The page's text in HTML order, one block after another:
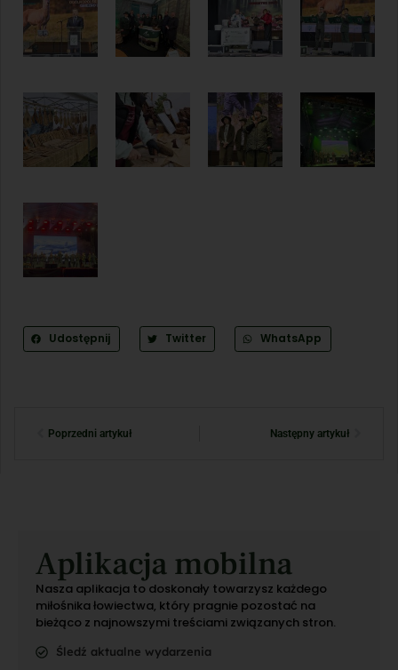
Udostępnij Twitter WhatsApp
Poprzedni artykuł Następny artykuł
Aplikacja mobilna
Nasza aplikacja to doskonały towarzysz każdego
miłośnika łowiectwa, który pragnie pozostać na
bieżąco z najnowszymi treściami związanych stron.
Śledź aktualne wydarzenia